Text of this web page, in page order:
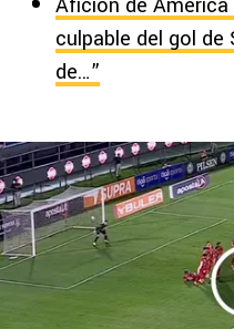
culpable del gol de
de…”